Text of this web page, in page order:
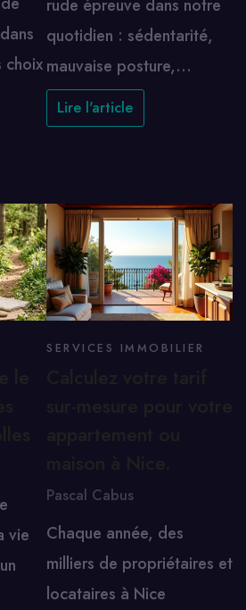
choix
rude épreuve dans notre
quotidien : sédentarité,
mauvaise posture,…
Lire l'article
vie
SERVICES IMMOBILIER
Pascal Cabus
Chaque année, des
milliers de propriétaires et
locataires à Nice